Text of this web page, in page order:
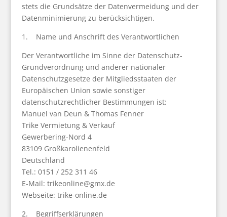
stets die Grundsätze der Datenvermeidung und der
Datenminimierung zu berücksichtigen.
1. Name und Anschrift des Verantwortlichen
Der Verantwortliche im Sinne der Datenschutz-
Grundverordnung und anderer nationaler
Datenschutzgesetze der Mitgliedsstaaten der
Europäischen Union sowie sonstiger
datenschutzrechtlicher Bestimmungen ist:
Manuel van Deun & Thomas Fenner
Trike Vermietung & Verkauf
Gewerbering-Nord 4
83109 Großkarolienenfeld
Deutschland
Tel.: 0151 / 252 311 46
E-Mail: trikeonline@gmx.de
Webseite: trike-online.de
2. Begriffserklärungen